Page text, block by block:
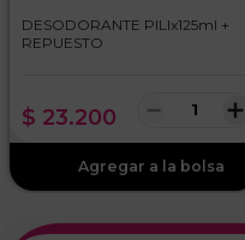
DESODORANTE PILIx125ml +
REPUESTO
$ 23.200 ＋
－